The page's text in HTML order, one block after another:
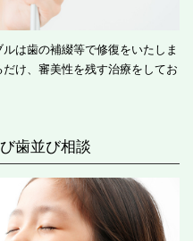
は歯の補綴等で修復をいたしま
け、審美性を残す治療をしてお
歯並び相談